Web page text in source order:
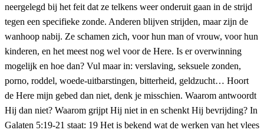
neergelegd bij het feit dat ze telkens weer onderuit gaan in de strijd
tegen een specifieke zonde. Anderen blijven strijden, maar zijn de
wanhoop nabij. Ze schamen zich, voor hun man of vrouw, voor hun
kinderen, en het meest nog wel voor de Here. Is er overwinning
mogelijk en hoe dan? Vul maar in: verslaving, seksuele zonden,
porno, roddel, woede-uitbarstingen, bitterheid, geldzucht… Hoort
de Here mijn gebed dan niet, denk je misschien. Waarom antwoordt
Hij dan niet? Waarom grijpt Hij niet in en schenkt Hij bevrijding? In
Galaten 5:19-21 staat: 19 Het is bekend wat de werken van het vlees